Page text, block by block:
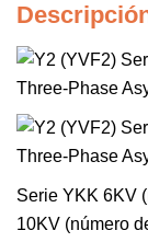
Serie YKK 6KV
10KV (número